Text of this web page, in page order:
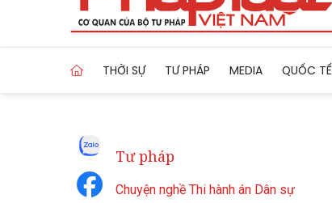
THỜI SỰ TƯ PHÁP MEDIA QUỐC TẾ
Tư pháp
Chuyện nghề Thi hành án Dân sự